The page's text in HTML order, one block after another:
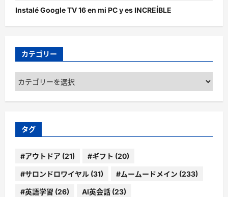
Instalé Google TV 16 en mi PC y es INCREÍBLE
カテゴリー
カ
テ
ゴ
ー
タグ
#アウトドア (21) #ギフト (20)
#サロンドロワイヤル (31) #ムームードメイン (233)
#英語学習 (26) AI英会話 (23)